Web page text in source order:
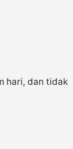
hari, dan tidak